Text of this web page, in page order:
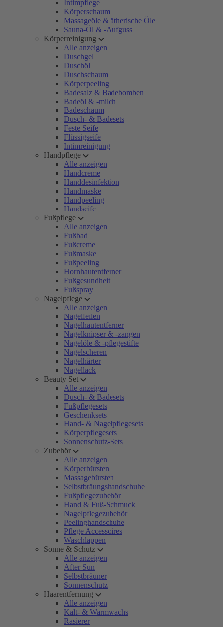
Intimpflege
Körperschaum
Massageöle & ätherische Öle
Sauna-Öl & -Aufguss
Körperreinigung
Alle anzeigen
Duschgel
Duschöl
Duschschaum
Körperpeeling
Badesalz & Badebomben
Badeöl & -milch
Badeschaum
Dusch- & Badesets
Feste Seife
Flüssigseife
Intimreinigung
Handpflege
Alle anzeigen
Handcreme
Handdesinfektion
Handmaske
Handpeeling
Handseife
Fußpflege
Alle anzeigen
Fußbad
Fußcreme
Fußmaske
Fußpeeling
Hornhautentferner
Fußgesundheit
Fußspray
Nagelpflege
Alle anzeigen
Nagelfeilen
Nagelhautentferner
Nagelknipser & -zangen
Nagelöle & -pflegestifte
Nagelscheren
Nagelhärter
Nagellack
Beauty Set
Alle anzeigen
Dusch- & Badesets
Fußpflegesets
Geschenksets
Hand- & Nagelpflegesets
Körperpflegesets
Sonnenschutz-Sets
Zubehör
Alle anzeigen
Körperbürsten
Massagebürsten
Selbstbräungshandschuhe
Fußpflegezubehör
Hand & Fuß-Schmuck
Nagelpflegezubehör
Peelinghandschuhe
Pflege Accessoires
Waschlappen
Sonne & Schutz
Alle anzeigen
After Sun
Selbstbräuner
Sonnenschutz
Haarentfernung
Alle anzeigen
Kalt- & Warmwachs
Rasierer